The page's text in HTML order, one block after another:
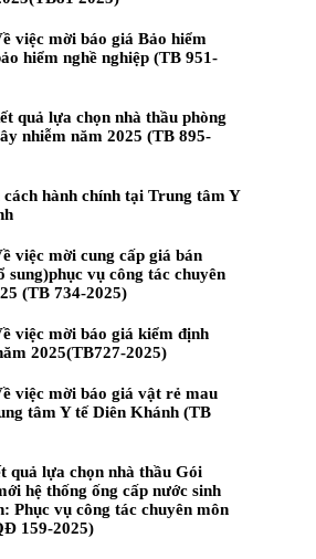
việc mời báo giá Bảo hiểm
hiểm nghề nghiệp (TB 951-
quả lựa chọn nhà thầu phòng
nhiễm năm 2025 (TB 895-
hành chính tại Trung tâm Y
việc mời cung cấp giá bán
sung)phục vụ công tác chuyên
(TB 734-2025)
việc mời báo giá kiểm định
2025(TB727-2025)
việc mời báo giá vật rẻ mau
tâm Y tế Diên Khánh (TB
quả lựa chọn nhà thầu Gói
hệ thống ống cấp nước sinh
Phục vụ công tác chuyên môn
159-2025)